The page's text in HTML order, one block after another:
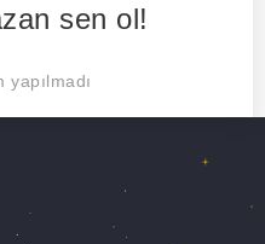
sen ol!
yapılmadı